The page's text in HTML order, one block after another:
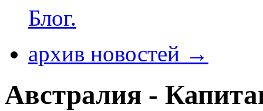
Блог.
архив новостей →
Австралия -